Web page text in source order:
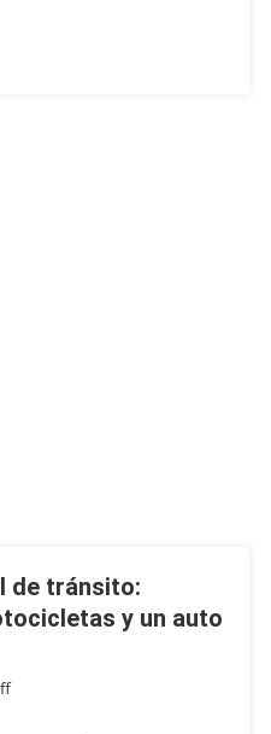
de tránsito:
y un auto